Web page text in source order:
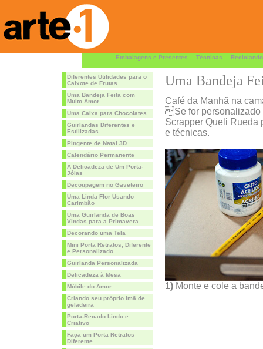
Embalagens e Presentes Técnicas Reciclando
Diferentes Utilidades para o
Caixote de Frutas
Uma Bandeja Feita com
Muito Amor
Uma Caixa para Chocolates
Guirlandas Diferentes e
Estilizadas
Pingente de Natal 3D
Calendário Permanente
A Delicadeza de Um Porta-
Jóias
Decoupagem no Gaveteiro
Uma Linda Flor Usando
Carimbão
Uma Guirlanda de Boas
Vindas para a Primavera
Decorando uma Tela
Mini Porta Retratos, Diferente
e Personalizado
Guirlanda Personalizada
Delicadeza à Mesa
Móbile do Amor
Criando seu próprio imã de
geladeira
Porta-Recado Lindo e
Criativo
Faça um Porta Retratos
Diferente
Uma Bandeja
Café da Manhã na
Se for personalizado
Scrapper Queli Rueda
e técnicas.
1) Monte e cole a